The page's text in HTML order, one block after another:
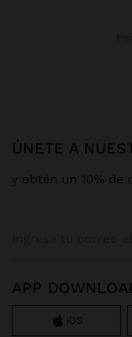
ÚNETE A
y obtén un 10% de
APP
iOS